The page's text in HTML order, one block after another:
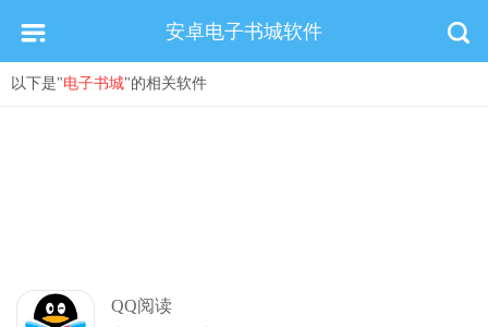
安卓电子书城软件
以下是"电子书城"的相关软件
QQ阅读